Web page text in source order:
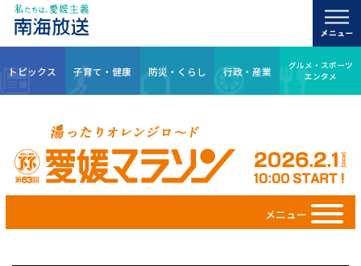
トピックス 子育て・健康 防災・くらし 行政・産業
グルメ・スポーツ
エンタメ
メニュー